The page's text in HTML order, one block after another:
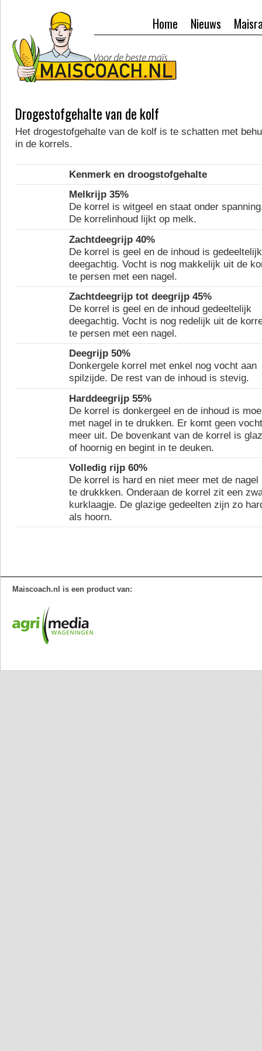
Nieuws
Home
Drogestofgehalte van de kolf
Het drogestofgehalte van de kolf is te schatten met
in de korrels.
Kenmerk en droogstofgehalte
Melkrijp 35%
De korrel is witgeel en staat onder
De korrelinhoud lijkt op melk.
Zachtdeegrijp 40%
De korrel is geel en de inhoud is gedeeltelijk
deegachtig. Vocht is nog makkelijk uit de
te persen met een nagel.
Zachtdeegrijp tot deegrijp 45%
De korrel is geel en de inhoud gedeeltelijk
deegachtig. Vocht is nog redelijk uit de
te persen met een nagel.
Deegrijp 50%
Donkergele korrel met enkel nog vocht aan
spilzijde. De rest van de inhoud is stevig.
Harddeegrijp 55%
De korrel is donkergeel en de inhoud is
met nagel in te drukken. Er komt geen vocht
meer uit. De bovenkant van de korrel is
of hoornig en begint in te deuken.
Volledig rijp 60%
De korrel is hard en niet meer met de nagel
te drukkken. Onderaan de korrel zit een
kurklaagje. De glazige gedeelten zijn zo
als hoorn.
Maiscoach.nl is een product van: